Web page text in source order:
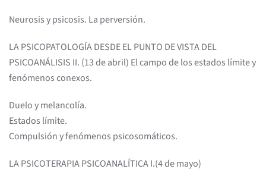
Neurosis y psicosis. La perversión.
LA PSICOPATOLOGÍA DESDE EL PUNTO DE VISTA DEL
PSICOANÁLISIS II. (13 de abril) El campo de los estados límite y
fenómenos conexos.
Duelo y melancolía.
Estados límite.
Compulsión y fenómenos psicosomáticos.
LA PSICOTERAPIA PSICOANALÍTICA I.(4 de mayo)